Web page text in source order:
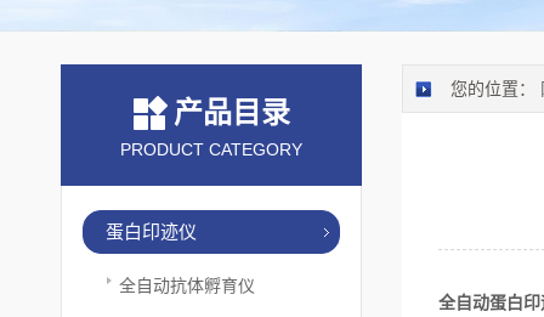
产品目录
PRODUCT CATEGORY
蛋白印迹仪
全自动抗体孵育仪
您的位置：
全自动蛋白印